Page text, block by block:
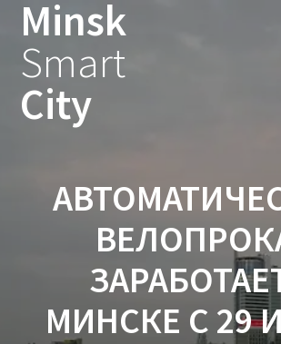
Minsk
Smart
City
МИНСКЕ С 29